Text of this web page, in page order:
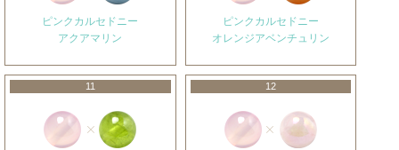
ピンクカルセドニー
アクアマリン
ピンクカルセドニー
オレンジアベンチュリン
11 12